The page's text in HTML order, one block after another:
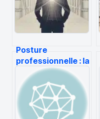
Posture
professionnelle : la
distinction clé
pour asseoir votre
autorité au travail